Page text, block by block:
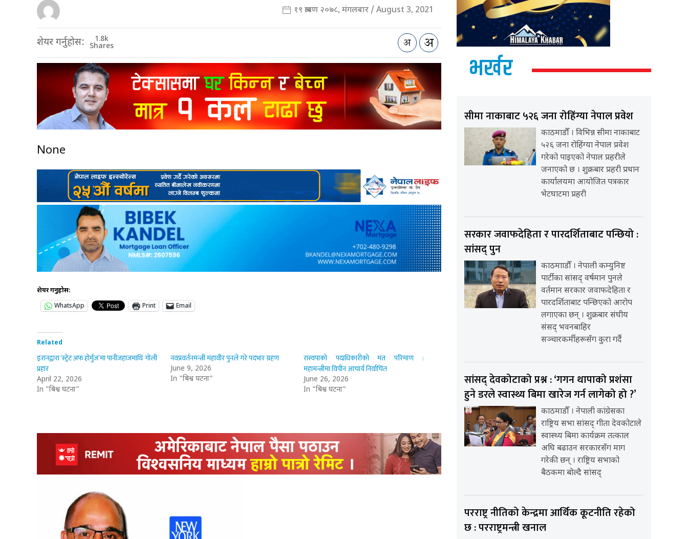
१९ श्रावण २०७८, मंगलबार / August 3, 2021
शेयर गर्नुहोस: 1.8k
Shares
None
शेयर गर्नुहोस:
WhatsApp
Print Email
Related
इरानद्वारा ‘स्ट्रेट अफ होर्मुज’मा पानीजहाजमाथि गोली
प्रहार
April 22, 2026
In "बिश्व घटना"
नवप्रवर्तनमन्त्री महावीर पुनले गरे पदभार ग्रहण
June 9, 2026
In "बिश्व घटना"
रास्वपाको पदाधिकारीको मत परिमाण :
महामन्त्रीमा विपीन आचार्य निर्वाचित
June 26, 2026
In "बिश्व घटना"
भर्खर
सीमा नाकाबाट ५२६ जना रोहिंग्या नेपाल प्रवेश
काठमाडौँ । विभिन्न सीमा नाकाबाट
५२६ जना रोहिंग्या नेपाल प्रवेश
गरेको पाइएको नेपाल प्रहरीले
जनाएको छ । शुक्रबार प्रहरी प्रधान
कार्यालयमा आयोजित पत्रकार
भेटघाटमा प्रहरी
सरकार जवाफदेहिता र पारदर्शिताबाट पन्छियो :
सांसद् पुन
काठमााडौँ । नेपाली कम्युनिष्ट
पार्टीका सांसद् वर्षमान पुनले
वर्तमान सरकार जवाफदेहिता र
पारदर्शिताबाट पन्छिएको आरोप
लगाएका छन् । शुक्रबार संघीय
संसद् भवनबाहिर
सञ्चारकर्मीहरूसँग कुरा गर्दै
सांसद् देवकोटाको प्रश्न : ‘गगन थापाको प्रशंसा
हुने डरले स्वास्थ्य बिमा खारेज गर्न लागेको हो ?’
काठमाडौँ । नेपाली कांग्रेसका
राष्ट्रिय सभा सांसद् गीता देवकोटाले
स्वास्थ्य बिमा कार्यक्रम तत्काल
अघि बढाउन सरकारसँग माग
गरेकी छन् । राष्ट्रिय सभाको
बैठकमा बोल्दै सांसद्
परराष्ट्र नीतिको केन्द्रमा आर्थिक कूटनीति रहेको
छ : परराष्ट्रमन्त्री खनाल